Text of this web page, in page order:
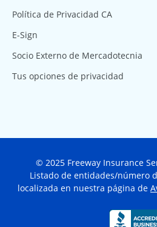
Política de Privacidad CA
E-Sign
Socio Externo de Mercadotecnia
Tus opciones de privacidad
© 2025 Freeway Insurance
Listado de entidades/número
localizada en nuestra página de